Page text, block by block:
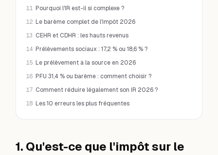
11 Pourquoi l'IR est-il si complexe ?
12 Le barème complet de l'impôt 2026
13 CEHR et CDHR : les hauts revenus
14 Prélèvements sociaux : 17,2 % ou 18,6 % ?
15 Le prélèvement à la source en 2026
16 PFU 31,4 % ou barème : comment choisir ?
17 Comment réduire légalement son IR 2026 ?
18 Les 10 erreurs les plus fréquentes
1. Qu'est-ce que l'impôt sur le